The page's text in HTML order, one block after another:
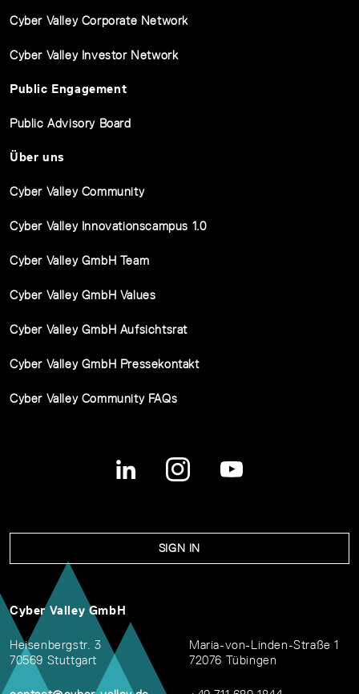
Cyber Valley Corporate Network
Cyber Valley Investor Network
Public Engagement
Public Advisory Board
Über uns
Cyber Valley Community
Cyber Valley Innovationscampus 1.0
Cyber Valley GmbH Team
Cyber Valley GmbH Values
Cyber Valley GmbH Aufsichtsrat
Cyber Valley GmbH Pressekontakt
Cyber Valley Community FAQs
SIGN IN
Cyber Valley GmbH
Heisenbergstr. 3
70569 Stuttgart
Maria-von-Linden-Straße 1
72076 Tübingen